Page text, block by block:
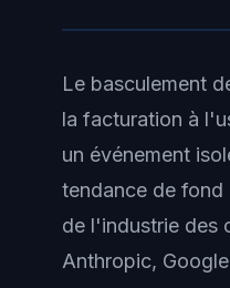
Le basculement
la facturation à
un événement
tendance de
de l'industrie des
Anthropic,